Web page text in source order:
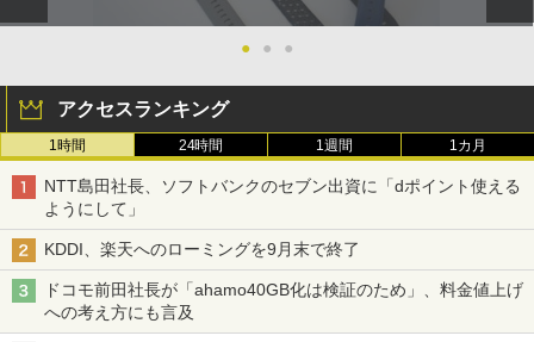
● ● ●
アクセスランキング
1時間 24時間 1週間 1カ月
NTT島田社長、ソフトバンクのセブン出資に「dポイント使える
ようにして」
KDDI、楽天へのローミングを9月末で終了
ドコモ前田社長が「ahamo40GB化は検証のため」、料金値上げ
への考え方にも言及